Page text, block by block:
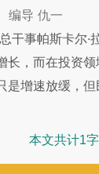
编导 仇一
干事帕斯卡尔
长，而在投资
是增速放缓，
本文共计1